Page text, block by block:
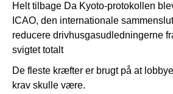
Helt tilbage Da Kyoto-protokollen
ICAO, den internationale
reducere drivhusgasudledningerne
svigtet totalt
De fleste kræfter er brugt på at
krav skulle være.